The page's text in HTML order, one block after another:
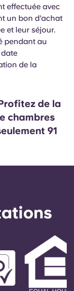
effectuée avec
un bon d'achat
et leur séjour.
pendant au
de la
de la
chambres
91